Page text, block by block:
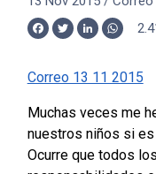
Facebook
TwitterLinkedIn
Correo 13 11 2015
Muchas veces me
nuestros niños si
Ocurre que todos